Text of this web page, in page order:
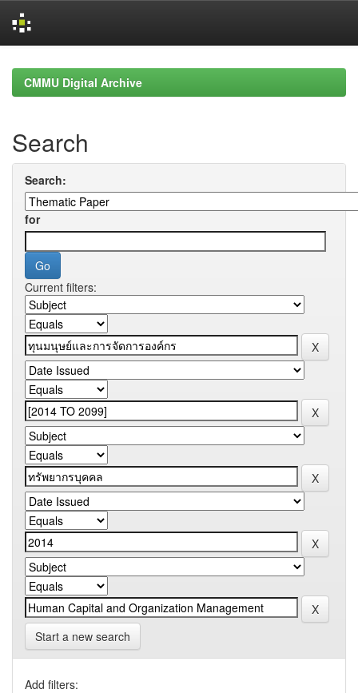
navigationCMMU Digital Archive
Search
Search:
for
Current filters:
Start a new search
Add filters: